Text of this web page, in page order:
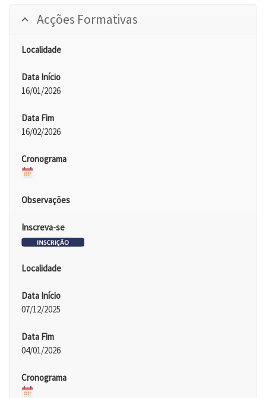
Acções Formativas
Localidade
Data Início
16/01/2026
Data Fim
16/02/2026
Cronograma
Observações
Inscreva-se
Localidade
Data Início
07/12/2025
Data Fim
04/01/2026
Cronograma